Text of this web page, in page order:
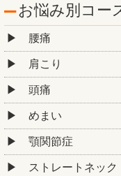
お悩み別コー
腰痛
肩こり
頭痛
めまい
顎関節症
ストレートネック